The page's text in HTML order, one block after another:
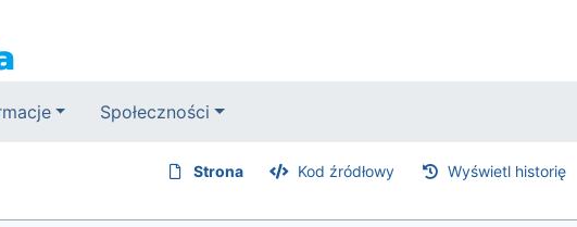
Społeczności
Strona Kod źródłowy Wyświetl historię